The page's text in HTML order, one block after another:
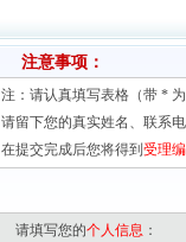
注意事项：
注：请认真填写表格（带 *
请留下您的真实姓名、联系
在提交完成后您将得到 受理
请填写您的个人信息 ：